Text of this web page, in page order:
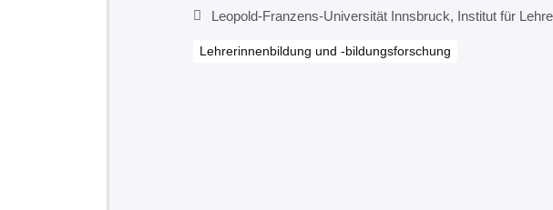
Leopold-Franzens-Universität Innsbruck, Institut für
Lehrerinnenbildung und -bildungsforschung